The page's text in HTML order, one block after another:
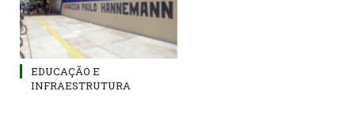
EDUCAÇÃO E
INFRAESTRUTURA